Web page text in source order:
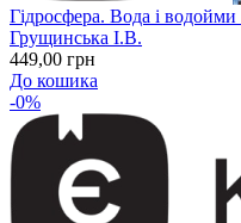
Гідросфера. Вода і
Грущинська І.В.
449,00 грн
До кошика
-0%